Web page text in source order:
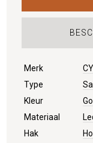
Merk
Type
Kleur
Materiaal
Hak